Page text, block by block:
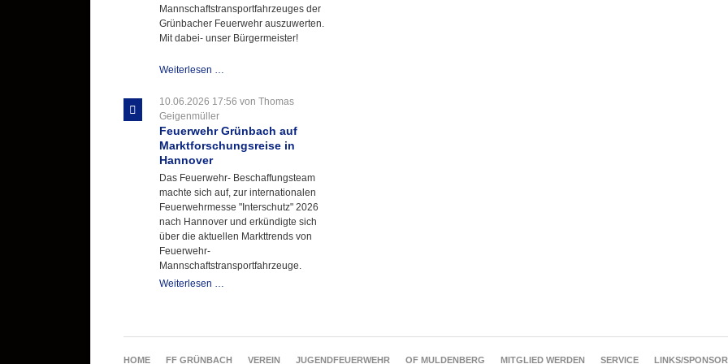
Mannschaftstransportfahrzeuges der
Grünbacher Feuerwehr auszuwerten.
Mit dabei- unser Bürgermeister!
Weiterlesen …
Informationen
Hannover
aus
10.06.2026 17:56 von Thomas
Geigenmüller
Feuerwehr Grünbach auf
Marktforschungsreise in
Hannover
Das Feuerwehr- Beschaffungsteam
machte sich auf, zur internationalen
Feuerwehrmesse "Interschutz" 2026
nach Hannover und erkündigte sich
über die aktuellen Markttrends von
Feuerwehr-
Mannschaftstransportfahrzeuge.
Weiterlesen …
in
Hannover
NAVIGATION
HOME FF GRÜNBACH VEREIN JUGENDFEUERWEHR OF MULDENBERG MITGLIED WERDEN SERVICE LINKS/